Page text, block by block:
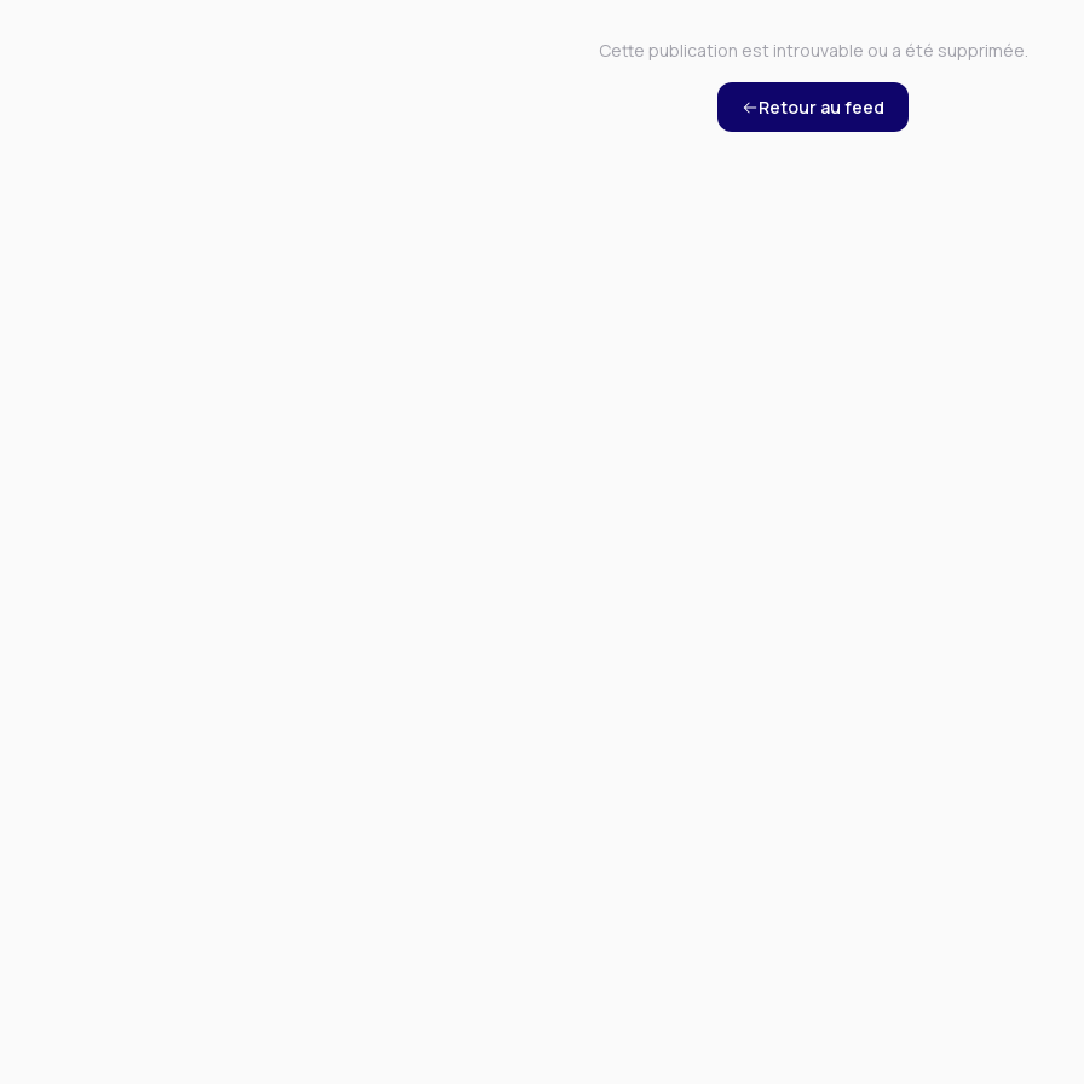
Cette publication est introuvable ou a été supprimée.
Retour au feed